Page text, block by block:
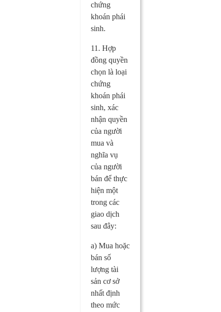
chứng
khoán phái
sinh.
11. Hợp
đồng quyền
chọn là loại
chứng
khoán phái
sinh, xác
nhận quyền
của người
mua và
nghĩa vụ
của người
bán để thực
hiện một
trong các
giao dịch
sau đây:
a) Mua hoặc
bán số
lượng tài
sản cơ sở
nhất định
theo mức